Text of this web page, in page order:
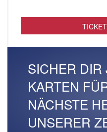
SICHER DIR
KARTEN
NÄCHSTE
UNSERER